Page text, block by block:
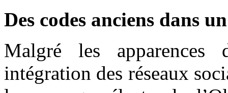
Des codes anciens dans
Malgré les apparences
intégration des réseaux